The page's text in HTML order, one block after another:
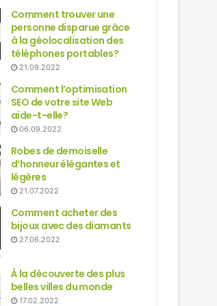
Comment trouver une
personne disparue grâce
à la géolocalisation des
téléphones portables?
21.09.2022
Comment l’optimisation
SEO de votre site Web
aide-t-elle?
06.09.2022
Robes de demoiselle
d’honneur élégantes et
légères
21.07.2022
Comment acheter des
bijoux avec des diamants
27.06.2022
À la découverte des plus
belles villes du monde
17.02.2022